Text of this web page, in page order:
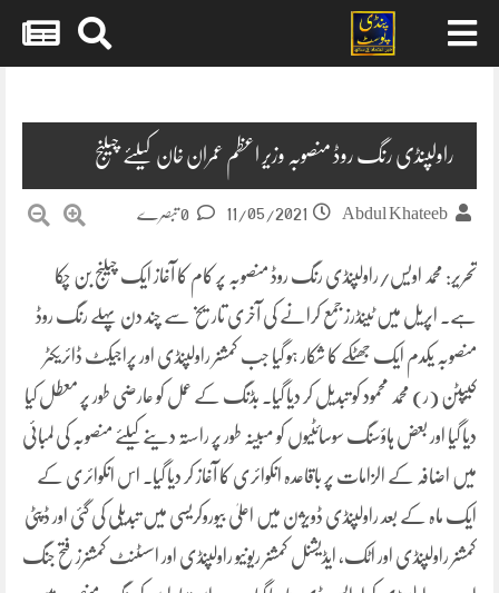
راولپنڈی رنگ روڈ منصوبہ وزیر اعظم عمران خان کیلئے چیلنج
Abdul Khateeb
11/05/2021
تحریر: محمد اویس/راولپنڈی رنگ روڈ منصوبہ پر کام کا آغاز ایک چیلنج بن چکا
ہے۔ اپریل میں ٹینڈرز جمع کرانے کی آخری تاریخ سے چند دن پہلے رنگ روڈ
منصوبہ یکدم ایک جھٹکے کا شکار ہو گیا جب کمشنر راولپنڈی اور پراجیکٹ ڈائریکٹر
کیپٹن (ر) محمد محمود کو تبدیل کر دیا گیا۔ بڈنگ کے عمل کو عارضی طور پر معطل کیا
دیا گیا اور بعض ہاؤسنگ سوسائٹیوں کو مبینہ طور پر راستہ دینے کیلئے منصوبہ کی لمبائی
میں اضافہ کے الزامات پر باقاعدہ انکوائری کا آغاز کر دیا گیا۔ اس انکوائری کے
ایک ماہ کے بعد راولپنڈی ڈویژن میں اعلیٰ بیوروکریسی میں تبدیلی کی گئی اور ڈپٹی
کمشنر راولپنڈی اور اٹک، ایڈیشنل کمشنر ریونیو راولپنڈی اور اسسٹنٹ کمشنرز فتح جنگ